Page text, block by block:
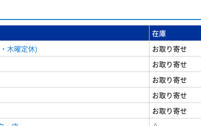
在庫
木曜定休)
お取り寄せ
お取り寄せ
お取り寄せ
お取り寄せ
お取り寄せ